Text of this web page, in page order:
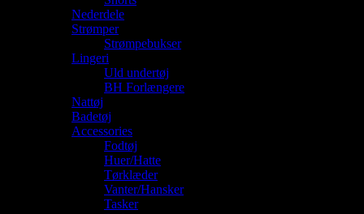
Nederdele
Strømper
Strømpebukser
Lingeri
Uld undertøj
BH Forlængere
Nattøj
Badetøj
Accessories
Fodtøj
Huer/Hatte
Tørklæder
Vanter/Hansker
Tasker